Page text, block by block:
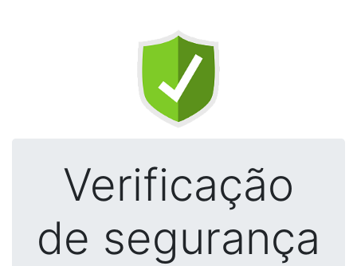
Verificação
de segurança